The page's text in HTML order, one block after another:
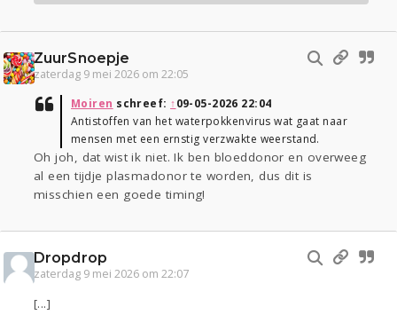
ZuurSnoepje
zaterdag 9 mei 2026 om 22:05
Moiren schreef: ↑09-05-2026 22:04
Antistoffen van het waterpokkenvirus wat gaat naar
mensen met een ernstig verzwakte weerstand.
Oh joh, dat wist ik niet. Ik ben bloeddonor en overweeg
al een tijdje plasmadonor te worden, dus dit is
misschien een goede timing!
Dropdrop
zaterdag 9 mei 2026 om 22:07
[...]